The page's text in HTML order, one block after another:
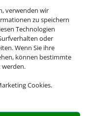
verwenden wir
zu speichern
Technologien
oder
Wenn Sie ihre
können bestimmte
Cookies.